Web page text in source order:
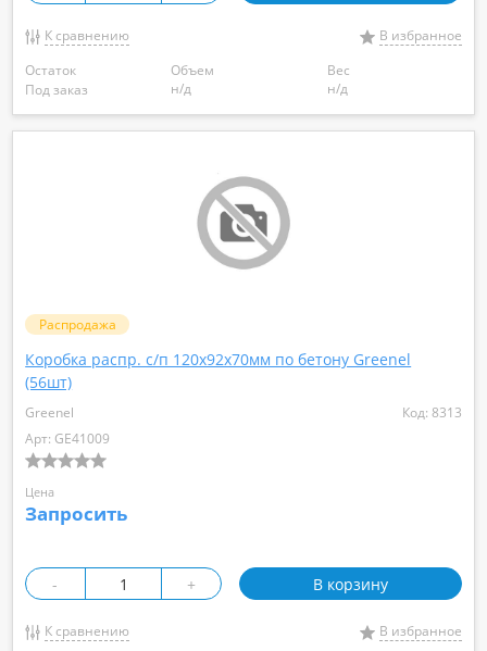
К сравнению
В избранное
Остаток
Под заказ
Объем
н/д
Вес
н/д
Распродажа
Коробка распр. с/п 120х92х70мм по бетону Greenel
(56шт)
Greenel
Код: 8313
Арт: GE41009
Цена
Запросить
- + В корзину
К сравнению
В избранное